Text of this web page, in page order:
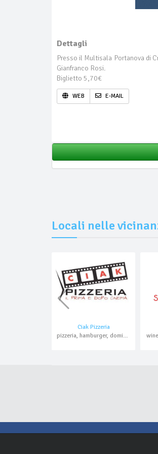
Dettagli
Presso il Multisala Portanova di
Gianfranco Rosi.
Biglietto 5,70€
WEB E-MAIL
Locali nelle
Ciak Pizzeria
pizzeria, hamburger, domicilio, asporto